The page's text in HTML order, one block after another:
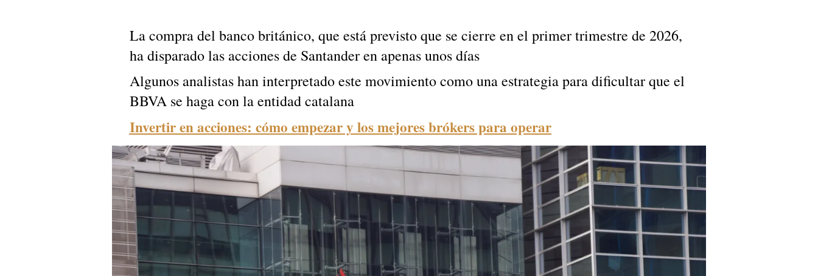
La compra del banco británico, que está previsto que se cierre en el primer trimestre de 2026,
ha disparado las acciones de Santander en apenas unos días
Algunos analistas han interpretado este movimiento como una estrategia para dificultar que el
BBVA se haga con la entidad catalana
Invertir en acciones: cómo empezar y los mejores brókers para operar